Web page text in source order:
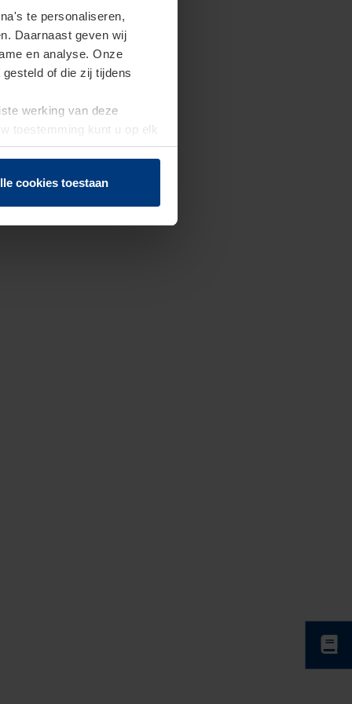
te personaliseren,
Daarnaast geven wij
en analyse. Onze
of die zij tijdens
werking van deze
toestemming kunt u op elk
herroepen.
cookies toestaan